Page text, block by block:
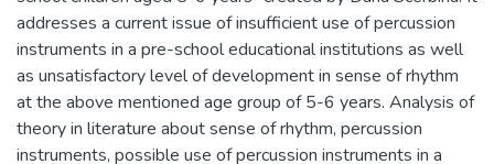
addresses a current issue of insufficient use of percussion
instruments in a pre-school educational institutions as well
as unsatisfactory level of development in sense of rhythm
at the above mentioned age group of 5-6 years. Analysis of
theory in literature about sense of rhythm, percussion
instruments, possible use of percussion instruments in a